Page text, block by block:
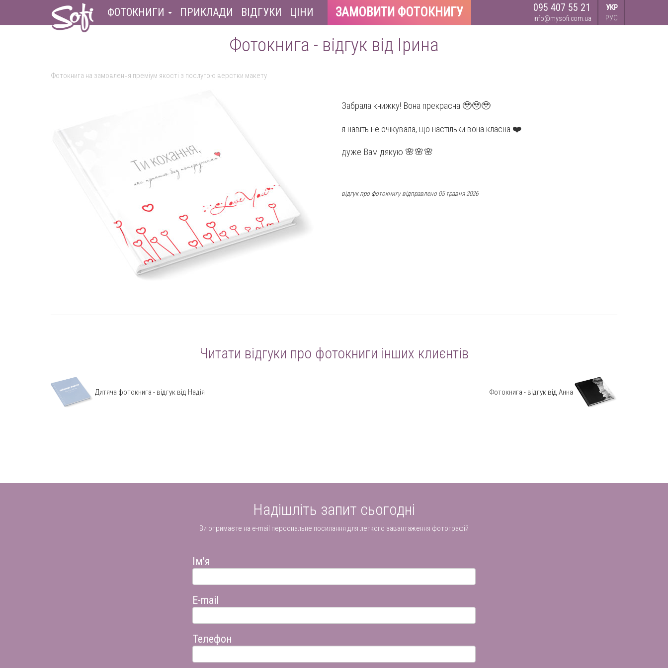
ФОТОКНИГИ ПРИКЛАДИ ВІДГУКИ ЦІНИ ЗАМОВИТИ ФОТОКНИГУ
УКР
РУС
095 407 55 21
info@mysofi.com.ua
Фотокнига - відгук від Ірина
Фотокнига на замовлення преміум якості з послугою верстки макету
Забрала книжку! Вона прекрасна 🥹🥹🥹
я навіть не очікувала, що настільки вона класна ❤️
дуже Вам дякую 🌸🌸🌸
відгук про фотокнигу відправлено 05 травня 2026
Читати відгуки про фотокниги інших клиєнтів
Дитяча фотокнига - відгук від Надія Фотокнига - відгук від Анна
Надішліть запит сьогодні
Ви отримаєте на e-mail персональне посилання для легкого завантаження фотографій
Ім'я
E-mail
Телефон